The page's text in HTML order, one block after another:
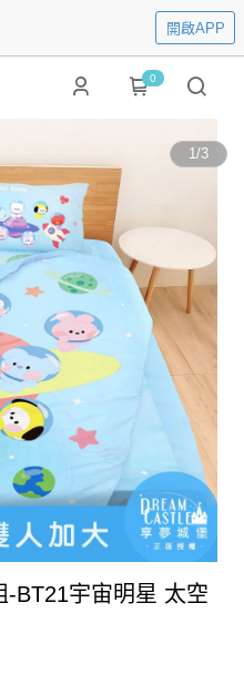
開啟APP
0
1/3
BT21宇宙明星 太空